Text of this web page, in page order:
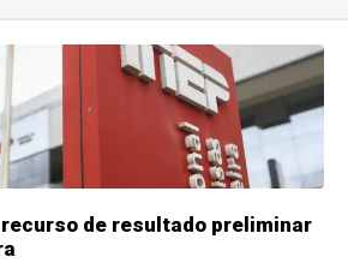
de resultado preliminar